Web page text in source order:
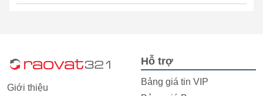
Giới thiệu
Hỗ trợ
Bảng giá tin VIP